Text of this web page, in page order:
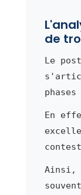
de
Le
En
Ainsi,